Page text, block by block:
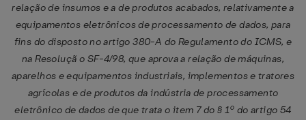
relação de insumos e a de produtos acabados, relativamente a
equipamentos eletrônicos de processamento de dados, para
fins do disposto no artigo 380-A do Regulamento do ICMS, e
na Resoluçã o SF-4/98, que aprova a relação de máquinas,
aparelhos e equipamentos industriais, implementos e tratores
agrícolas e de produtos da indústria de processamento
eletrônico de dados de que trata o item 7 do § 1º do artigo 54